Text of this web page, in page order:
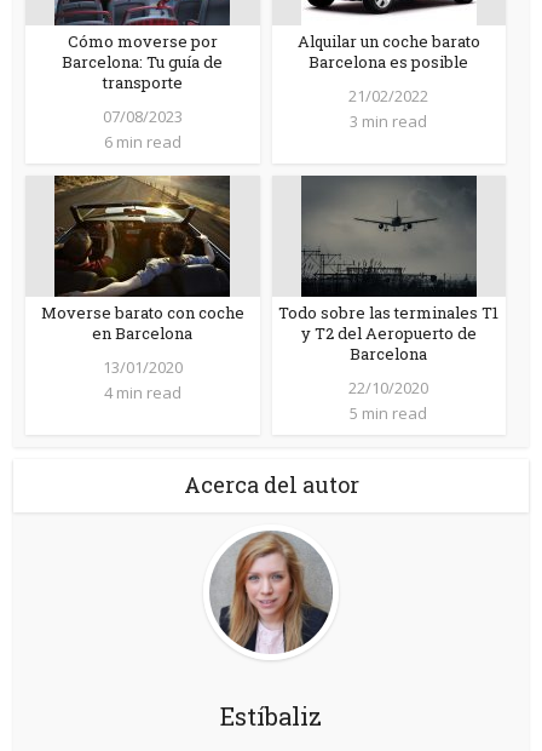
Cómo moverse por
Barcelona: Tu guía de
transporte
07/08/2023
6 min read
Alquilar un coche barato
Barcelona es posible
21/02/2022
3 min read
Moverse barato con coche
en Barcelona
13/01/2020
4 min read
Todo sobre las terminales T1
y T2 del Aeropuerto de
Barcelona
22/10/2020
5 min read
Acerca del autor
Estíbaliz